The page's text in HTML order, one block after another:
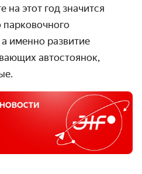
на этот год значится
именно развитие
автостоянок,